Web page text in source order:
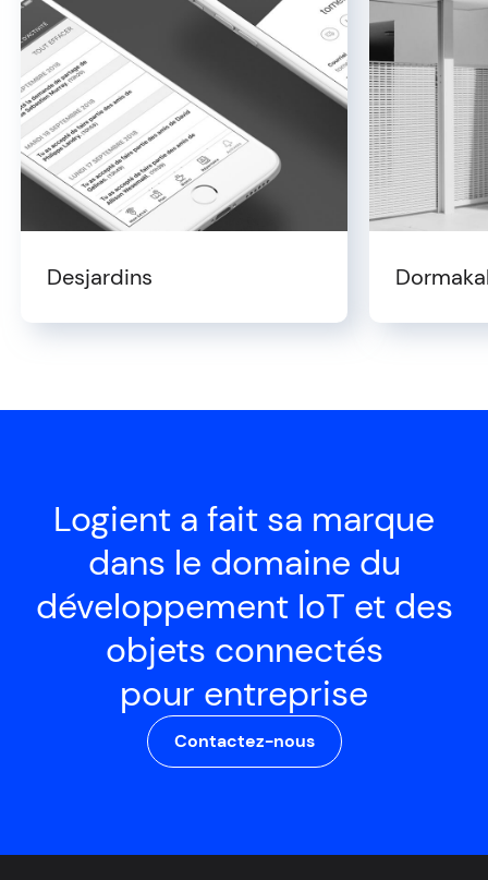
Desjardins
Logient a fait sa marque
dans le domaine du
développement IoT et des
objets connectés
pour entreprise
Contactez-nous